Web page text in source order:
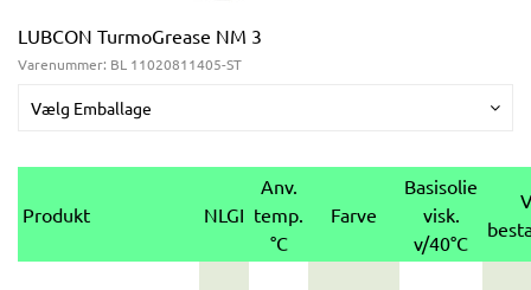
LUBCON TurmoGrease NM 3
Varenummer: BL 11020811405-ST
Vælg Emballage
Produkt NLGI
Anv.
temp.
°C
Farve
Basisolie
visk.
v/40°C